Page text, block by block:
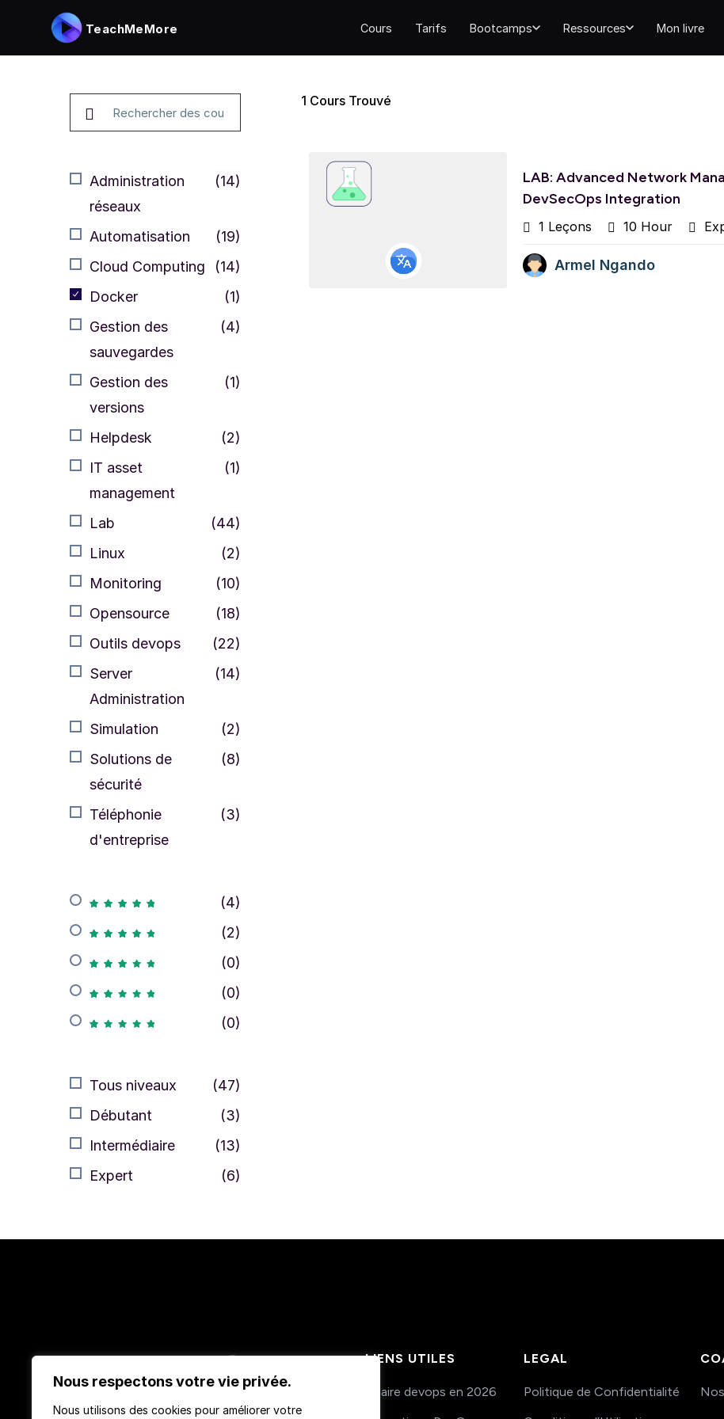
Nous respectons votre vie privée.
Nous utilisons des cookies pour améliorer votre
TeachMeMore Cours Tarifs Bootcamps Ressources Mon livre
Administration
réseaux
(14)
Automatisation
(19)
Cloud Computing
(14)
Docker
(1)
Gestion des
sauvegardes
(4)
Gestion des
versions
(1)
Helpdesk
(2)
IT asset
management
(1)
Lab
(44)
Linux
(2)
Monitoring
(10)
Opensource
(18)
Outils devops
(22)
Server
Administration
(14)
Simulation
(2)
Solutions de
sécurité
(8)
Téléphonie
d'entreprise
(3)
(4)
(2)
(0)
(0)
(0)
Tous niveaux
(47)
Débutant
(3)
Intermédiaire
(13)
Expert
(6)
1 Cours Trouvé
LAB: Advanced Network
DevSecOps Integration
1 Leçons 10 Hour
Armel Ngando
TeachMeMore
LIENS UTILES
Salaire devops en 2026
LEGAL
Politique de Confidentialité